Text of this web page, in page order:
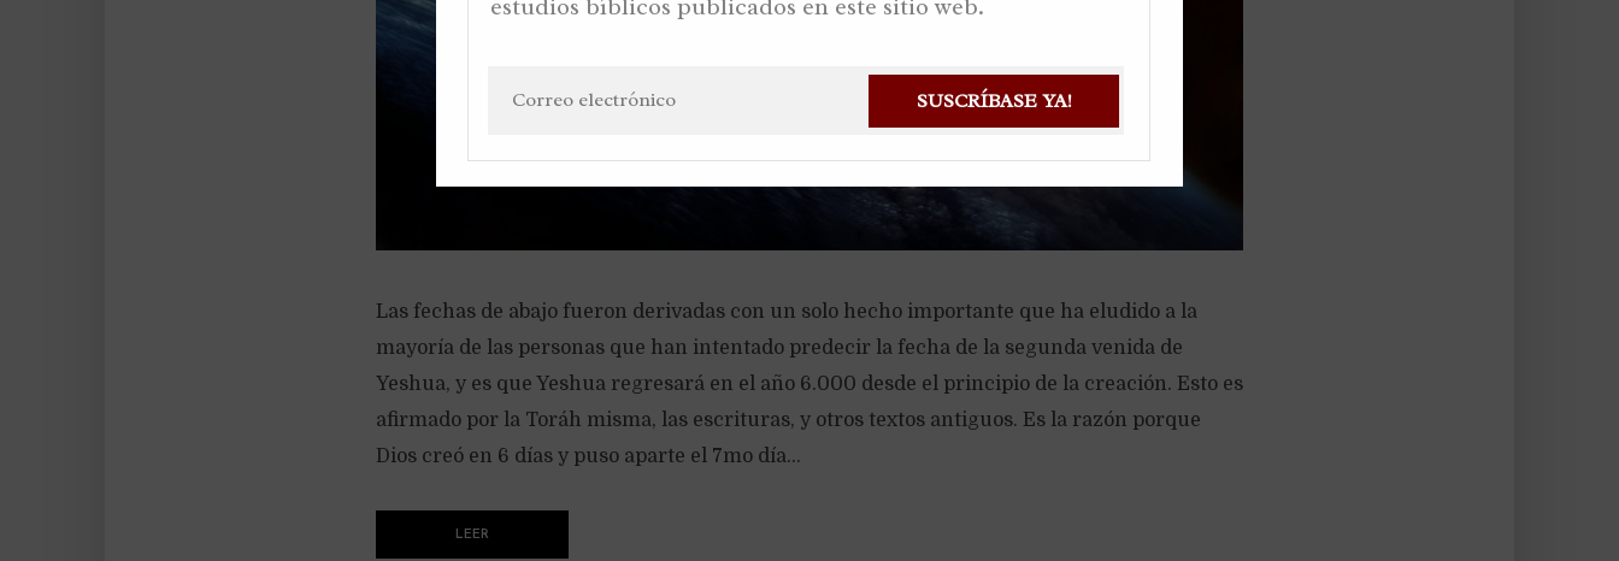
Las fechas de abajo fueron derivadas con un solo hecho importante que ha eludido a la
mayoría de las personas que han intentado predecir la fecha de la segunda venida de
Yeshua, y es que Yeshua regresará en el año 6.000 desde el principio de la creación. Esto es
afirmado por la Toráh misma, las escrituras, y otros textos antiguos. Es la razón porque
Dios creó en 6 días y puso aparte el 7mo día...
LEER
SUSCRÍBASE YA!
estudios bíblicos publicados en este sitio web.